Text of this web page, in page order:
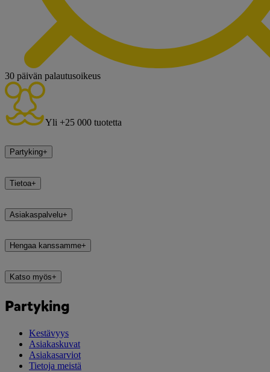
30 päivän palautusoikeus
Yli +25 000 tuotetta
Partyking+
Tietoa+
Asiakaspalvelu+
Hengaa kanssamme+
Katso myös+
Partyking
Kestävyys
Asiakaskuvat
Asiakasarviot
Tietoja meistä